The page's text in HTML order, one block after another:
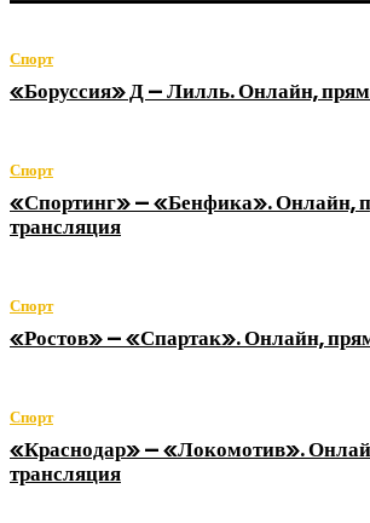
Спорт
«Боруссия» Д — Лилль. Онлайн,
Спорт
«Спортинг» — «Бенфика». Онлайн,
трансляция
Спорт
«Ростов» — «Спартак». Онлайн,
Спорт
«Краснодар» — «Локомотив».
трансляция